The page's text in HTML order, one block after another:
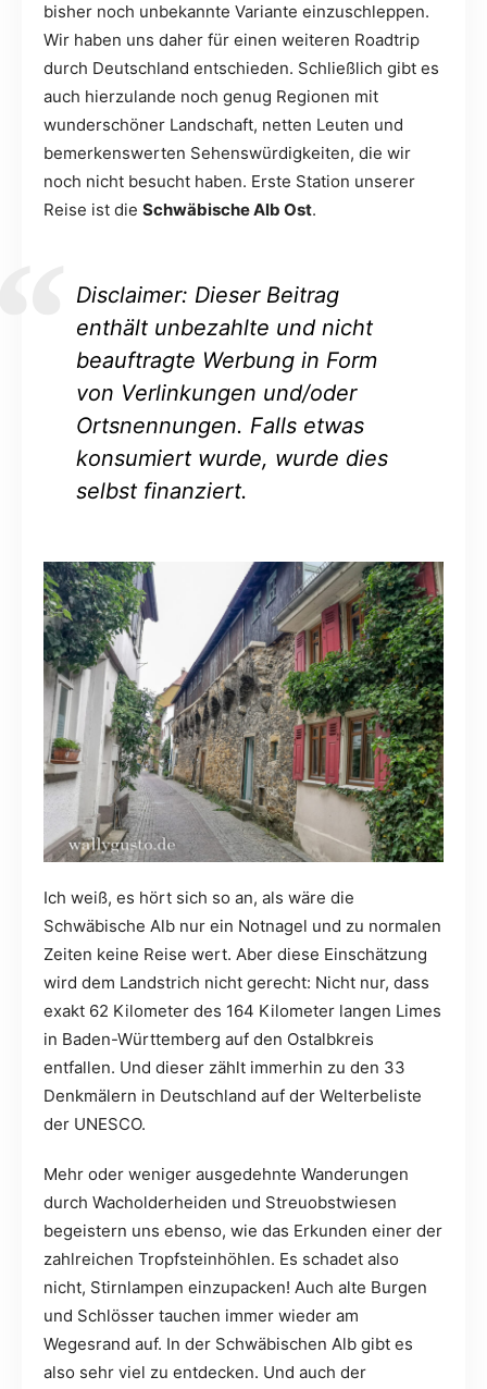
bisher noch unbekannte Variante einzuschleppen.
Wir haben uns daher für einen weiteren Roadtrip
durch Deutschland entschieden. Schließlich gibt es
auch hierzulande noch genug Regionen mit
wunderschöner Landschaft, netten Leuten und
bemerkenswerten Sehenswürdigkeiten, die wir
noch nicht besucht haben. Erste Station unserer
Reise ist die Schwäbische Alb Ost.
Disclaimer: Dieser Beitrag
enthält unbezahlte und nicht
beauftragte Werbung in Form
von Verlinkungen und/oder
Ortsnennungen. Falls etwas
konsumiert wurde, wurde dies
selbst finanziert.
Ich weiß, es hört sich so an, als wäre die
Schwäbische Alb nur ein Notnagel und zu normalen
Zeiten keine Reise wert. Aber diese Einschätzung
wird dem Landstrich nicht gerecht: Nicht nur, dass
exakt 62 Kilometer des 164 Kilometer langen Limes
in Baden-Württemberg auf den Ostalbkreis
entfallen. Und dieser zählt immerhin zu den 33
Denkmälern in Deutschland auf der Welterbeliste
der UNESCO.
Mehr oder weniger ausgedehnte Wanderungen
durch Wacholderheiden und Streuobstwiesen
begeistern uns ebenso, wie das Erkunden einer der
zahlreichen Tropfsteinhöhlen. Es schadet also
nicht, Stirnlampen einzupacken! Auch alte Burgen
und Schlösser tauchen immer wieder am
Wegesrand auf. In der Schwäbischen Alb gibt es
also sehr viel zu entdecken. Und auch der